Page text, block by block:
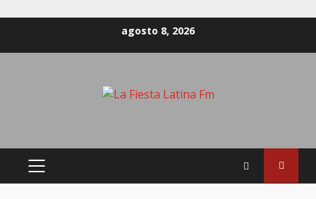
agosto 8, 2026
MENÚ
PRINCIPAL